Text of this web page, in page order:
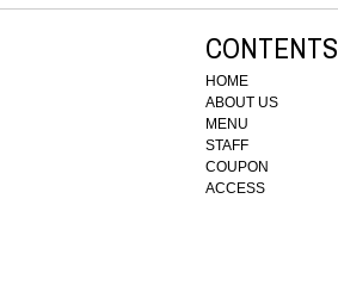
CONTENTS
HOME
ABOUT US
MENU
STAFF
COUPON
ACCESS